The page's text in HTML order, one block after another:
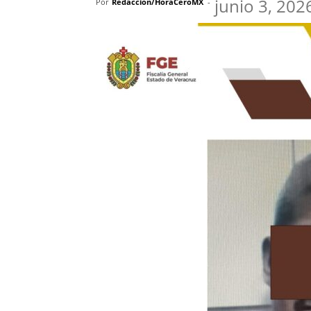
junio 3,